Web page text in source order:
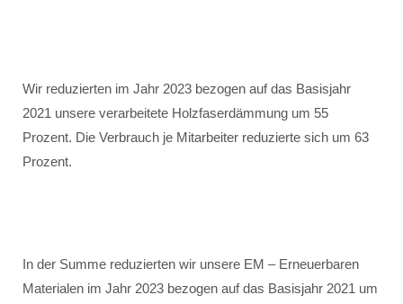
Wir reduzierten im Jahr 2023 bezogen auf das Basisjahr
2021 unsere verarbeitete Holzfaserdämmung um 55
Prozent. Die Verbrauch je Mitarbeiter reduzierte sich um 63
Prozent.
In der Summe reduzierten wir unsere EM – Erneuerbaren
Materialen im Jahr 2023 bezogen auf das Basisjahr 2021 um